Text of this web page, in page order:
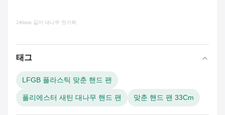
240mm 길이 대나무 젓가락
태그
LFGB 플라스틱 맞춘 핸드 팬
폴리에스터 새틴 대나무 핸드 팬 맞춘 핸드 팬 33Cm